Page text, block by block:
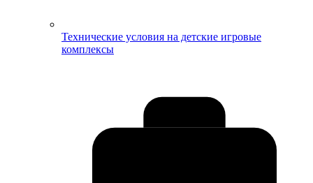
Технические условия на детские игровые
комплексы